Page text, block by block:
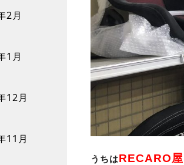
2月
1月
12月
11月
うちはRECARO屋